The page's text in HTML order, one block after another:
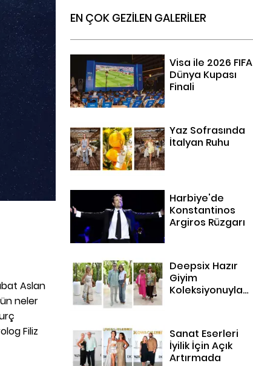
Aslan
neler
Filiz
EN ÇOK GEZİLEN GALERİLER
Visa ile 2026 FIFA
Dünya Kupası
Finali
Yaz Sofrasında
İtalyan Ruhu
Harbiye'de
Konstantinos
Argiros Rüzgarı
Deepsix Hazır
Giyim
Koleksiyonuyla
Sanat Eserleri
İyilik İçin Açık
Artırmada